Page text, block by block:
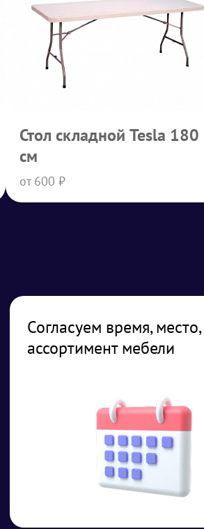
Стол складной Tesla 180
см
от 600 ₽
Согласуем время, место,
ассортимент мебели